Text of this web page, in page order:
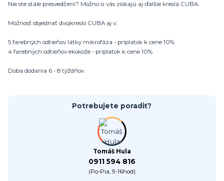
Nie ste stále presvedčení? Možno si vás získajú aj ďalšie kreslá CUBA.
Možnosť objednať dvojkreslo CUBA aj v:
5 farebných odtieňov látky mikrofáza - príplatok k cene 10%
4 farebných odtieňov ekokože - príplatok k cene 10%
Doba dodania 6 - 8 týždňov.
Potrebujete poradiť?
Tomáš Hula
0911 594 816
(Po-Pia, 9-16hod)